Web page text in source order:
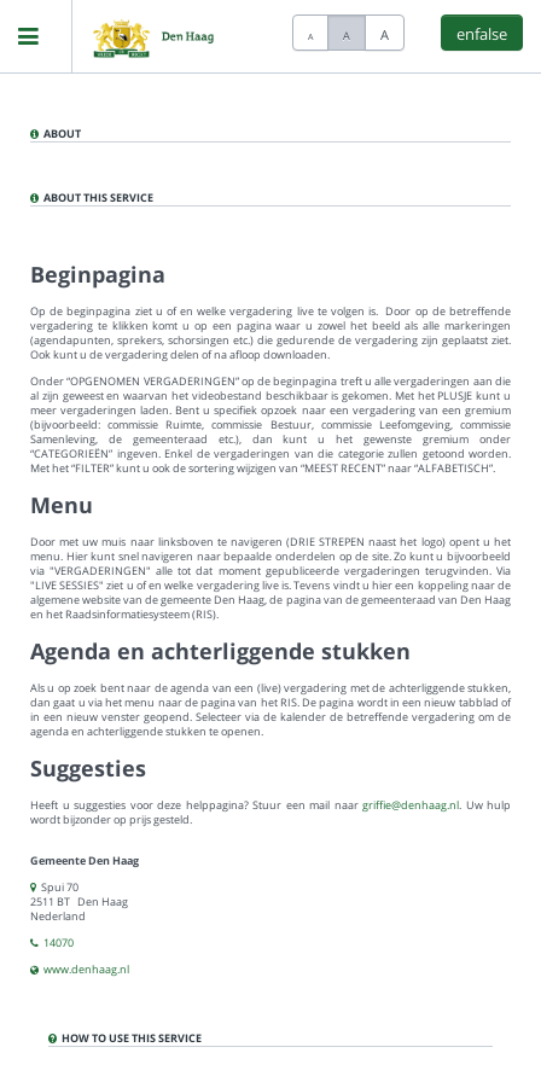
Meetings
Live Sessions
Categories
Watchlist
Search
Privacy policy
About
Gemeente Den Haag
Gemeenteraad
Raadsinformatiesysteem
enfalse
A A A
ABOUT
ABOUT THIS SERVICE
Beginpagina
Op de beginpagina ziet u of en welke vergadering live te volgen is. Door op de betreffende
vergadering te klikken komt u op een pagina waar u zowel het beeld als alle markeringen
(agendapunten, sprekers, schorsingen etc.) die gedurende de vergadering zijn geplaatst ziet.
Ook kunt u de vergadering delen of na afloop downloaden.
Onder “OPGENOMEN VERGADERINGEN” op de beginpagina treft u alle vergaderingen aan die
al zijn geweest en waarvan het videobestand beschikbaar is gekomen. Met het PLUSJE kunt u
meer vergaderingen laden. Bent u specifiek opzoek naar een vergadering van een gremium
(bijvoorbeeld: commissie Ruimte, commissie Bestuur, commissie Leefomgeving, commissie
Samenleving, de gemeenteraad etc.), dan kunt u het gewenste gremium onder
“CATEGORIEËN” ingeven. Enkel de vergaderingen van die categorie zullen getoond worden.
Met het “FILTER” kunt u ook de sortering wijzigen van “MEEST RECENT” naar “ALFABETISCH”.
Menu
Door met uw muis naar linksboven te navigeren (DRIE STREPEN naast het logo) opent u het
menu. Hier kunt snel navigeren naar bepaalde onderdelen op de site. Zo kunt u bijvoorbeeld
via "VERGADERINGEN" alle tot dat moment gepubliceerde vergaderingen terugvinden. Via
"LIVE SESSIES" ziet u of en welke vergadering live is. Tevens vindt u hier een koppeling naar de
algemene website van de gemeente Den Haag, de pagina van de gemeenteraad van Den Haag
en het Raadsinformatiesysteem (RIS).
Agenda en achterliggende stukken
Als u op zoek bent naar de agenda van een (live) vergadering met de achterliggende stukken,
dan gaat u via het menu naar de pagina van het RIS. De pagina wordt in een nieuw tabblad of
in een nieuw venster geopend. Selecteer via de kalender de betreffende vergadering om de
agenda en achterliggende stukken te openen.
Suggesties
Heeft u suggesties voor deze helppagina? Stuur een mail naar griffie@denhaag.nl . Uw hulp
wordt bijzonder op prijs gesteld.
Gemeente Den Haag
Spui 70
2511 BT Den Haag
Nederland
14070
www.denhaag.nl
HOW TO USE THIS SERVICE